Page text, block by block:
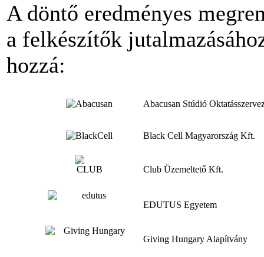
A döntő eredményes
a felkészítők
hozzá:
Abacusan Stúdió
Black Cell Magyarország Kft.
Club Üzemeltető Kft.
EDUTUS Egyetem
Giving Hungary Alapítvány